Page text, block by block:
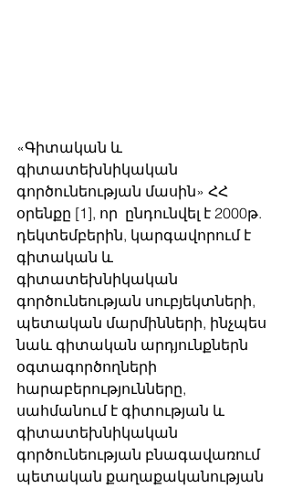
«Գիտական և
գիտատեխնիկական
գործունեության մասին» ՀՀ
օրենքը [1], որ  ընդունվել է 2000թ.
դեկտեմբերին, կարգավորում է
գիտական և
գիտատեխնիկական
գործունեության սուբյեկտների,
պետական մարմինների, ինչպես
նաև գիտական արդյունքներն
օգտագործողների
հարաբերությունները,
սահմանում է գիտության և
գիտատեխնիկական
գործունեության բնագավառում
պետական քաղաքականության